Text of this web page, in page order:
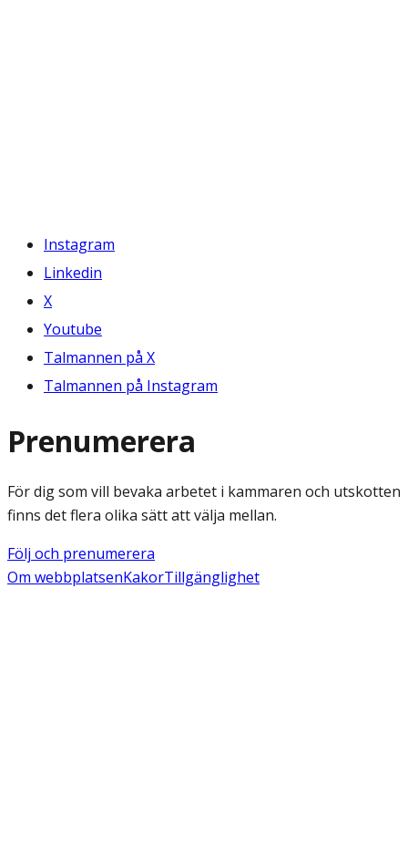
Instagram
Linkedin
X
Youtube
Talmannen på X
Talmannen på Instagram
Prenumerera
För dig som vill bevaka arbetet i kammaren och utskotten
finns det flera olika sätt att välja mellan.
Följ och prenumerera
Om webbplatsenKakorTillgänglighet